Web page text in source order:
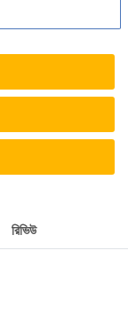
রিভিউ